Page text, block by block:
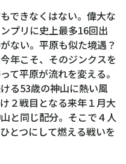
できなくはない。偉大な
プリに史上最多16回出
ない。平原も似た境遇？
年こそ、そのジンクスを
て平原が流れを変える。
る53歳の神山に熱い風
２戦目となる来年１月大
と同じ配分。そこで４人
とつにして燃える戦いを